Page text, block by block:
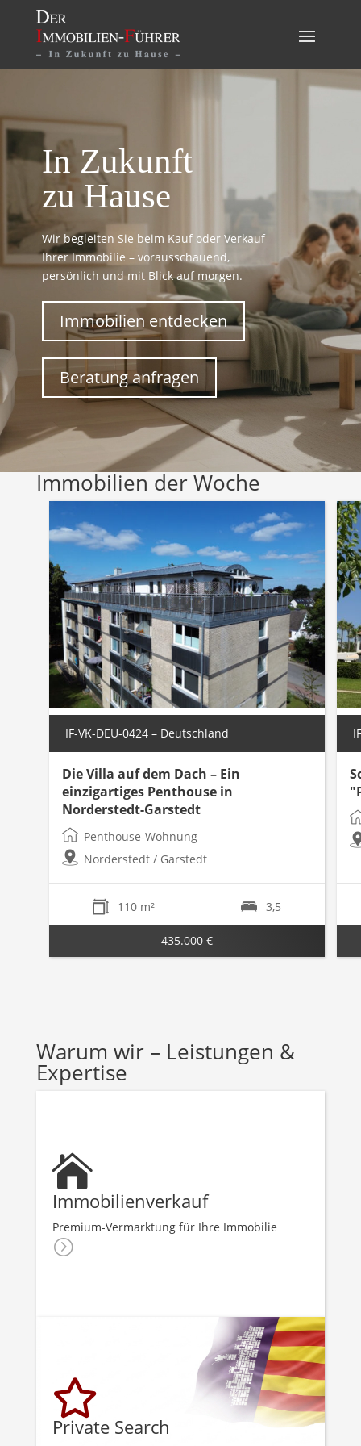
In Zukunft
zu Hause
Wir begleiten Sie beim Kauf oder Verkauf
Ihrer Immobilie – vorausschauend,
persönlich und mit Blick auf morgen.
Immobilien entdecken
Beratung anfragen
Immobilien der Woche
IF-VK-DEU-0424 – Deutschland
Die Villa auf dem Dach – Ein
einzigartiges Penthouse in
Norderstedt-Garstedt
Penthouse-Wohnung
Norderstedt / Garstedt
110 m² 3,5
435.000 €
Warum wir – Leistungen &
Expertise

Immobilienverkauf
Premium-Vermarktung für Ihre Immobilie
=

Private Search